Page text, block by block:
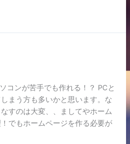
コンが苦手でも作れる！？ PCと
まう方も多いかと思います。な
すのは大変、、ましてやホーム
でもホームページを作る必要が